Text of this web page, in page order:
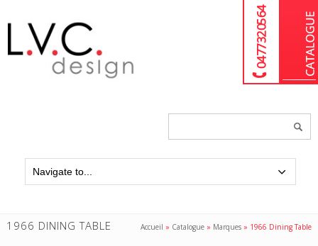
04 77 32 05 64
1966 DINING TABLE Accueil » Catalogue » Marques » 1966 Dining Table